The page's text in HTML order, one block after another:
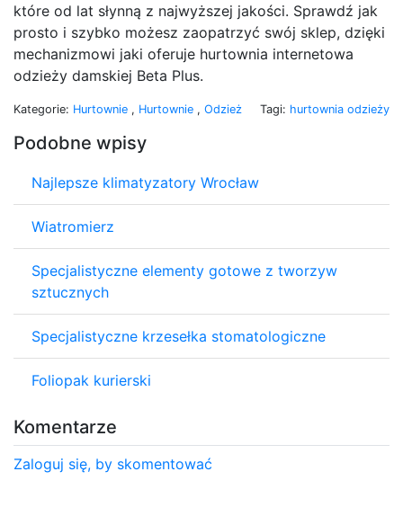
które od lat słynną z najwyższej jakości. Sprawdź jak
prosto i szybko możesz zaopatrzyć swój sklep, dzięki
mechanizmowi jaki oferuje hurtownia internetowa
odzieży damskiej Beta Plus.
Kategorie: Hurtownie , Hurtownie , Odzież Tagi: hurtownia odzieży
Podobne wpisy
Najlepsze klimatyzatory Wrocław
Wiatromierz
Specjalistyczne elementy gotowe z tworzyw
sztucznych
Specjalistyczne krzesełka stomatologiczne
Foliopak kurierski
Komentarze
Zaloguj się, by skomentować